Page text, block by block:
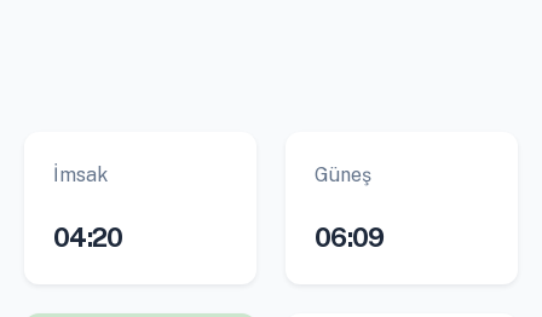
İmsak
04:20
Güneş
06:09